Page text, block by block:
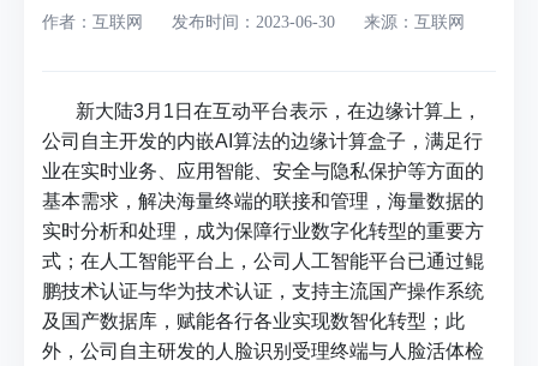
作者：互联网 发布时间：2023-06-30 来源：互联网
新大陆3月1日在互动平台表示，在边缘计算上，
公司自主开发的内嵌AI算法的边缘计算盒子，满足行
业在实时业务、应用智能、安全与隐私保护等方面的
基本需求，解决海量终端的联接和管理，海量数据的
实时分析和处理，成为保障行业数字化转型的重要方
式；在人工智能平台上，公司人工智能平台已通过鲲
鹏技术认证与华为技术认证，支持主流国产操作系统
及国产数据库，赋能各行各业实现数智化转型；此
外，公司自主研发的人脸识别受理终端与人脸活体检